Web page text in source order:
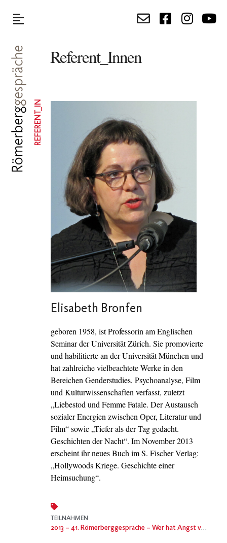
Referent_Innen
REFERENT_IN
Elisabeth Bronfen
geboren 1958, ist Professorin am Englischen
Seminar der Universität Zürich. Sie promovierte
und habilitierte an der Universität München und
hat zahlreiche vielbeachtete Werke in den
Bereichen Genderstudies, Psychoanalyse, Film
und Kulturwissenschaften verfasst, zuletzt
„Liebestod und Femme Fatale. Der Austausch
sozialer Energien zwischen Oper, Literatur und
Film“ sowie „Tiefer als der Tag gedacht.
Geschichten der Nacht“. Im November 2013
erscheint ihr neues Buch im S. Fischer Verlag:
„Hollywoods Kriege. Geschichte einer
Heimsuchung“.
TEILNAHMEN
2013 – 41. Römerberggespräche – Wer hat Angst vor Uncle Sam? Die transatlantische Entfremdung